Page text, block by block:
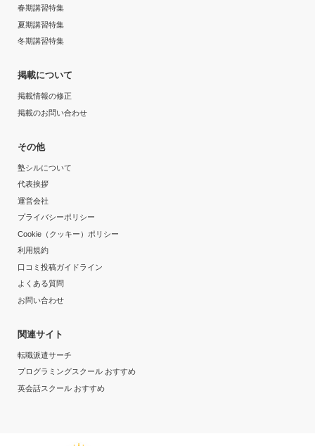
春期講習特集
夏期講習特集
冬期講習特集
掲載について
掲載情報の修正
掲載のお問い合わせ
その他
塾シルについて
代表挨拶
運営会社
プライバシーポリシー
Cookie（クッキー）ポリシー
利用規約
口コミ投稿ガイドライン
よくある質問
お問い合わせ
関連サイト
転職派遣サーチ
プログラミングスクール おすすめ
英会話スクール おすすめ